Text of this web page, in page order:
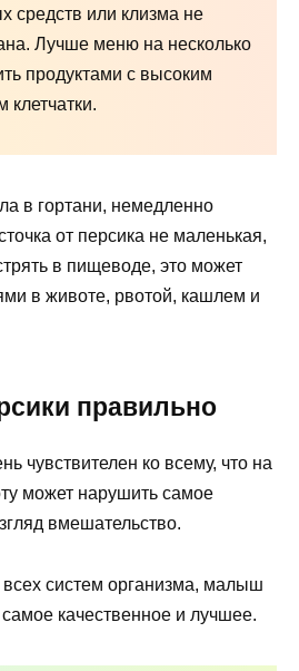
средств или клизма не
Лучше меню на несколько
продуктами с высоким
клетчатки.
в гортани, немедленно
от персика не маленькая,
в пищеводе, это может
в животе, рвотой, кашлем и
правильно
чувствителен ко всему, что на
может нарушить самое
вмешательство.
систем организма, малыш
качественное и лучшее.